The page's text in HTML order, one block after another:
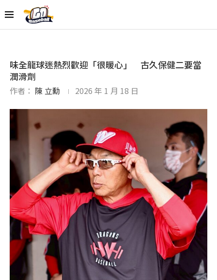
味全龍球迷熱烈歡迎「很暖心」 古久保健二要當
潤滑劑
作者： 陳 立勳 2026 年 1 月 18 日